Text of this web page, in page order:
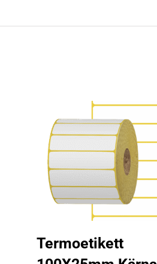
Termoetikett